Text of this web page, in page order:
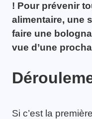
! Pour prévenir
alimentaire, une
faire une
vue d’une
Si c’est la